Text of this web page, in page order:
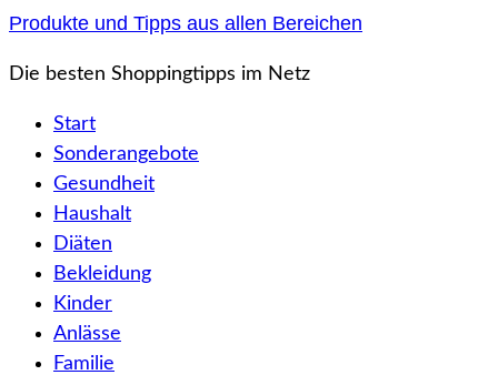
Zum
springen
Produkte und Tipps aus allen Bereichen
Die besten Shoppingtipps im Netz
Start
Sonderangebote
Gesundheit
Haushalt
Diäten
Bekleidung
Kinder
Anlässe
Familie